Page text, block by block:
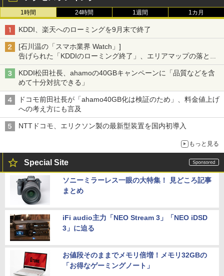
1時間 24時間 1週間 1カ月
KDDI、楽天へのローミングを9月末で終了
[石川温の「スマホ業界 Watch」]
告げられた「KDDIのローミング終了」、エリアマップの落とし
穴と楽天モバイルの課題
KDDI松田社長、ahamoの40GBキャンペーンに「品質などを含
めて十分対抗できる」
ドコモ前田社長が「ahamo40GB化は検証のため」、料金値上げ
への考え方にも言及
NTTドコモ、エリクソン製の最新型装置を国内初導入
もっと見る
Special Site
ソニーミラーレス一眼の大特集！ 見どころ記事
まとめ
iFi audio主力「NEO Stream 3」「NEO iDSD
3」に迫る
お値段そのままでメモリ倍増！メモリ32GBの
「お得なゲーミングノート」